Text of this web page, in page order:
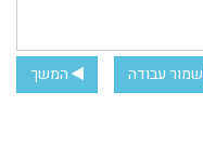
שמור עבודה המשך